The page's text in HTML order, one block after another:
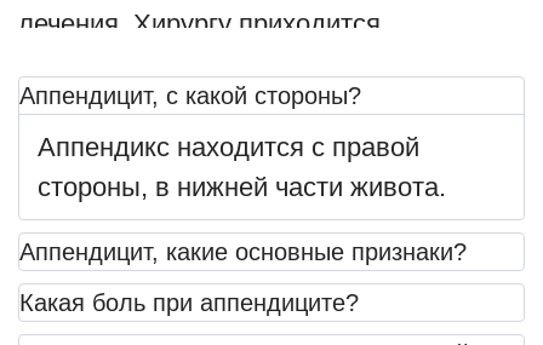
лечения. Хирургу приходится
брюшины. При этом усложняется и
продливается постоперационный
период реабилитации пациента.
Аппендицит у беременных
Физиологические особенности
беременной женщины затрудняют
Аппендицит, с какой стороны?
Аппендикс находится с правой
стороны, в нижней части живота.
Аппендицит, какие основные признаки?
Какая боль при аппендиците?